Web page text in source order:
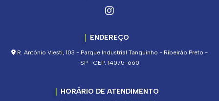
ENDEREÇO
R. Antônio Viesti, 103 - Parque Industrial Tanquinho - Ribeirão Preto -
SP - CEP: 14075-660
HORÁRIO DE ATENDIMENTO